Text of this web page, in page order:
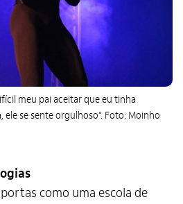
meu pai aceitar que eu tinha
ele se sente orgulhoso”. Foto: Moinho
como uma escola de